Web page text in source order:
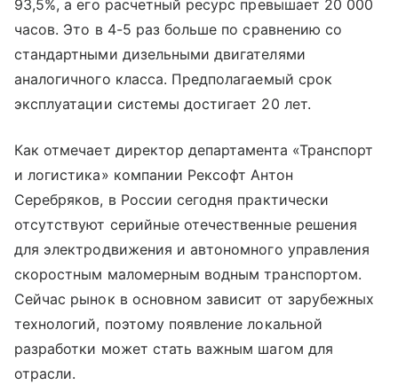
93,5%, а его расчетный ресурс превышает 20 000
часов. Это в 4-5 раз больше по сравнению со
стандартными дизельными двигателями
аналогичного класса. Предполагаемый срок
эксплуатации системы достигает 20 лет.
Как отмечает директор департамента «Транспорт
и логистика» компании Рексофт Антон
Серебряков, в России сегодня практически
отсутствуют серийные отечественные решения
для электродвижения и автономного управления
скоростным маломерным водным транспортом.
Сейчас рынок в основном зависит от зарубежных
технологий, поэтому появление локальной
разработки может стать важным шагом для
отрасли.